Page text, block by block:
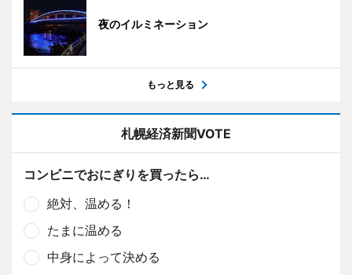
夜のイルミネーション
もっと見る
札幌経済新聞VOTE
コンビニでおにぎりを買ったら…
絶対、温める！
たまに温める
中身によって決める